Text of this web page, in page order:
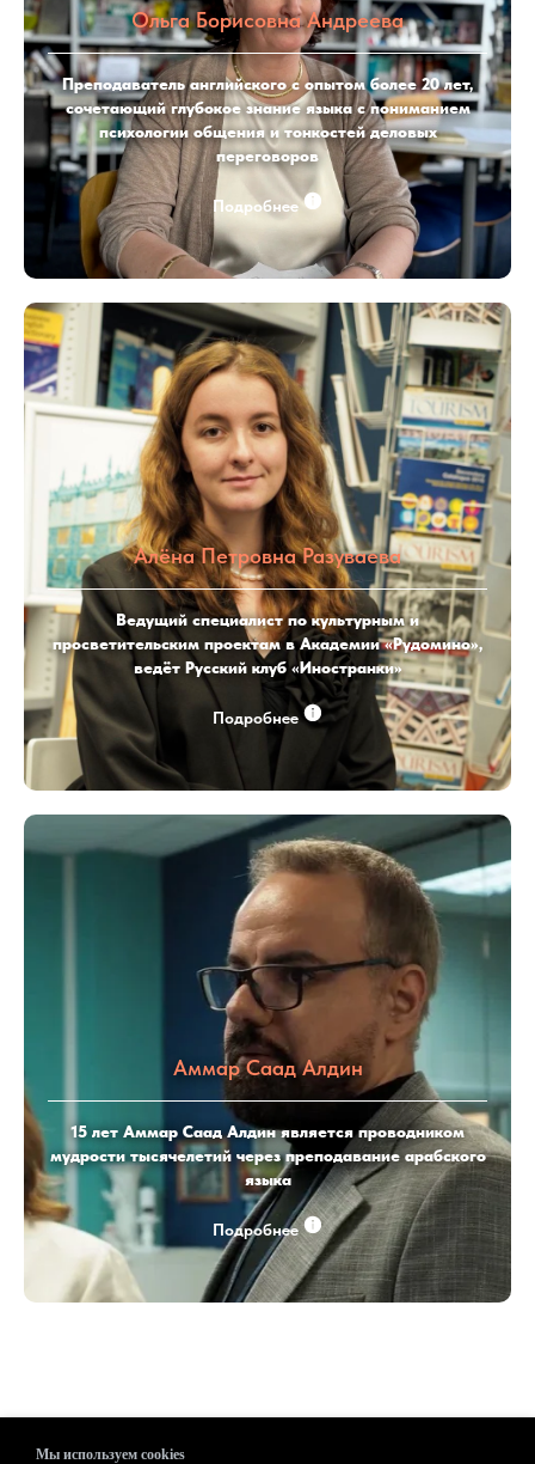
Ольга Борисовна Андреева
Преподаватель английского с опытом более 20 лет,
сочетающий глубокое знание языка с пониманием
психологии общения и тонкостей деловых
переговоров
Подробнее
Алёна Петровна Разуваева
Ведущий специалист по культурным и
просветительским проектам в Академии «Рудомино»,
ведёт Русский клуб «Иностранки»
Подробнее
Аммар Саад Алдин
15 лет Аммар Саад Алдин является проводником
мудрости тысячелетий через преподавание арабского
языка
Подробнее
Мы используем cookies